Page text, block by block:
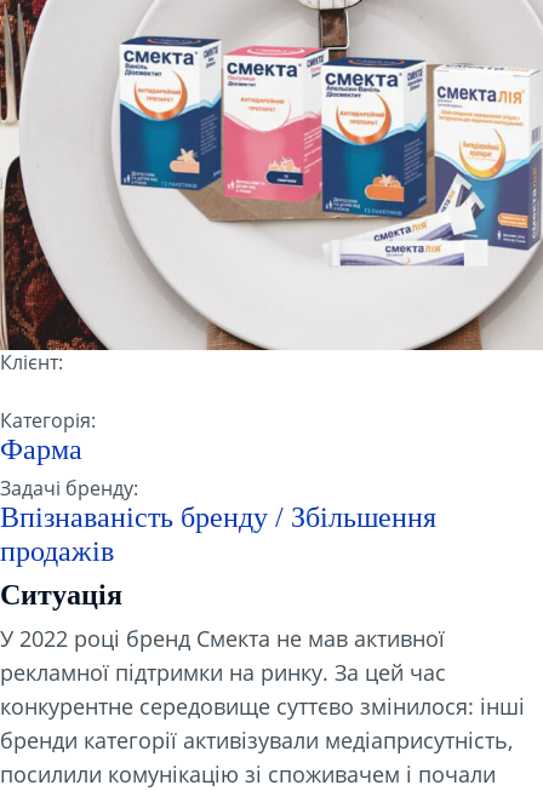
Клієнт:
Категорія:
Фарма
Задачі бренду:
Впізнаваність бренду / Збільшення
продажів
Ситуація
У 2022 році бренд Смекта не мав активної
рекламної підтримки на ринку. За цей час
конкурентне середовище суттєво змінилося: інші
бренди категорії активізували медіаприсутність,
посилили комунікацію зі споживачем і почали